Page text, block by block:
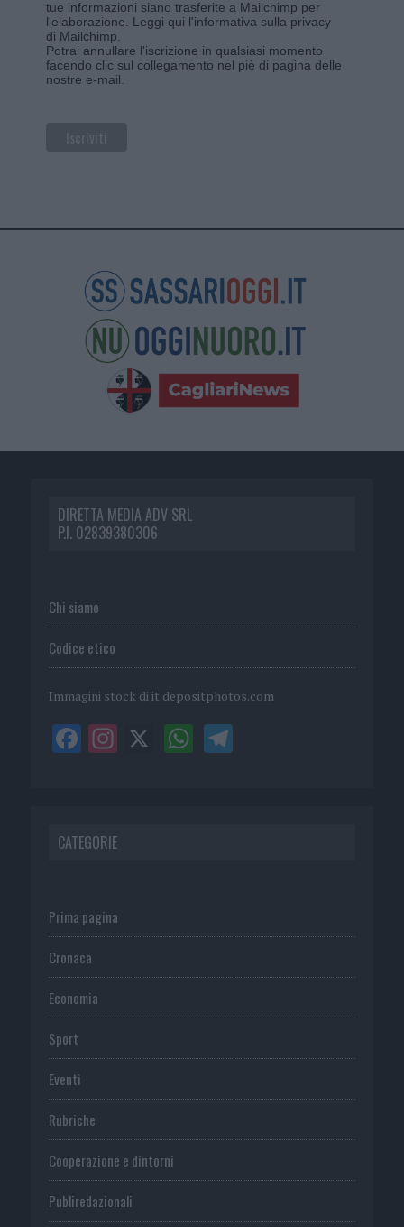
tue informazioni siano trasferite a Mailchimp per
l'elaborazione. Leggi qui l'informativa sulla privacy
di Mailchimp
Potrai annullare l'iscrizione in qualsiasi momento
facendo clic sul collegamento nel piè di pagina delle
nostre e-mail.
DIRETTA MEDIA ADV SRL
P.I. 02839380306
Chi siamo
Codice etico
Immagini stock di it.depositphotos.com
CATEGORIE
Prima pagina
Cronaca
Economia
Sport
Eventi
Rubriche
Cooperazione e dintorni
Publiredazionali